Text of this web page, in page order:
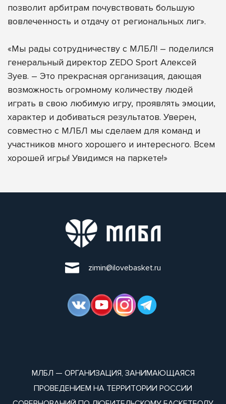
позволит арбитрам почувствовать большую
вовлеченность и отдачу от региональных лиг».
«Мы рады сотрудничеству с МЛБЛ! – поделился
генеральный директор ZEDO Sport Алексей
Зуев. – Это прекрасная организация, дающая
возможность огромному количеству людей
играть в свою любимую игру, проявлять эмоции,
характер и добиваться результатов. Уверен,
совместно с МЛБЛ мы сделаем для команд и
участников много хорошего и интересного. Всем
хорошей игры! Увидимся на паркете!»
zimin@ilovebasket.ru
МЛБЛ — ОРГАНИЗАЦИЯ, ЗАНИМАЮЩАЯСЯ
ПРОВЕДЕНИЕМ НА ТЕРРИТОРИИ РОССИИ